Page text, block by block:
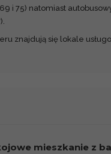
i 75) natomiast
znajdują się lokale
mieszkanie z